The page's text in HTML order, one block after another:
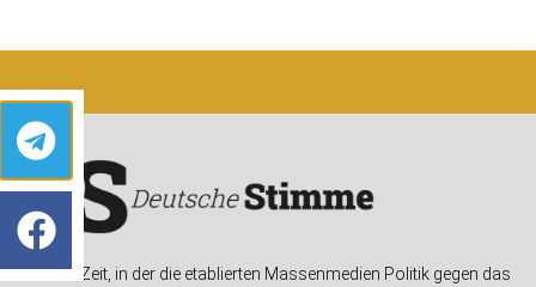
In einer Zeit, in der die etablierten Massenmedien Politik gegen das